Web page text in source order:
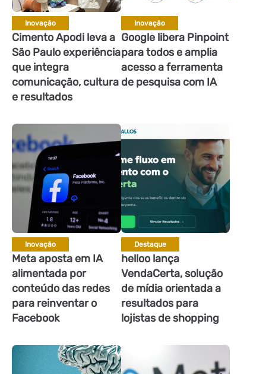
Inovação
Cimento Apodi leva a
São Paulo experiência
que integra
comunicação, cultura
e resultados
Inovação
Google libera Pinpoint
para todos e amplia
acesso a ferramenta
de pesquisa com IA
Inovação
Meta aposta em IA
alimentada por
conteúdo das redes
para reinventar o
Facebook
Destaque
helloo lança
VendaCerta, solução
de mídia orientada a
resultados para
lojistas de shopping